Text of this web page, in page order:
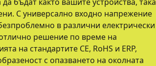
С универсално входно напрежение
в различни електрически
решение по време на
на стандартите CE, RoHS и ERP,
с опазването на околната